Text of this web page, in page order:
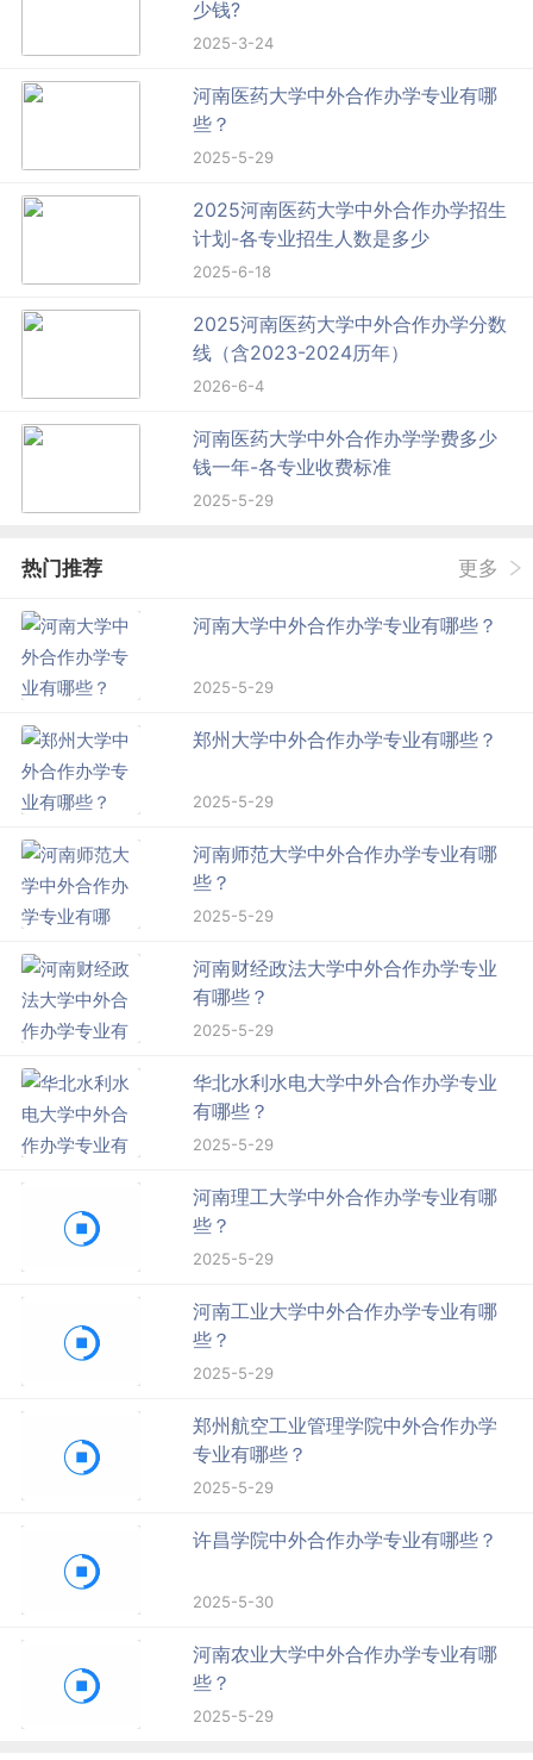
少钱?
2025-3-24
河南医药大学中外合作办学专业有哪
些？
2025-5-29
2025河南医药大学中外合作办学招生
计划-各专业招生人数是多少
2025-6-18
2025河南医药大学中外合作办学分数
线（含2023-2024历年）
2026-6-4
河南医药大学中外合作办学学费多少
钱一年-各专业收费标准
2025-5-29
热门推荐 更多
河南大学中外合作办学专业有哪些？
2025-5-29
郑州大学中外合作办学专业有哪些？
2025-5-29
河南师范大学中外合作办学专业有哪
些？
2025-5-29
河南财经政法大学中外合作办学专业
有哪些？
2025-5-29
华北水利水电大学中外合作办学专业
有哪些？
2025-5-29
河南理工大学中外合作办学专业有哪
些？
2025-5-29
河南工业大学中外合作办学专业有哪
些？
2025-5-29
郑州航空工业管理学院中外合作办学
专业有哪些？
2025-5-29
许昌学院中外合作办学专业有哪些？
2025-5-30
河南农业大学中外合作办学专业有哪
些？
2025-5-29